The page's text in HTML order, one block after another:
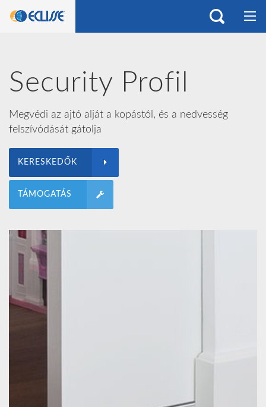
Security Profil
Megvédi az ajtó alját a kopástól, és a nedvesség
felszívódását gátolja
KERESKEDŐK
TÁMOGATÁS